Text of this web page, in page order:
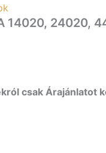
14020, 24020,
csak Árajánlatot